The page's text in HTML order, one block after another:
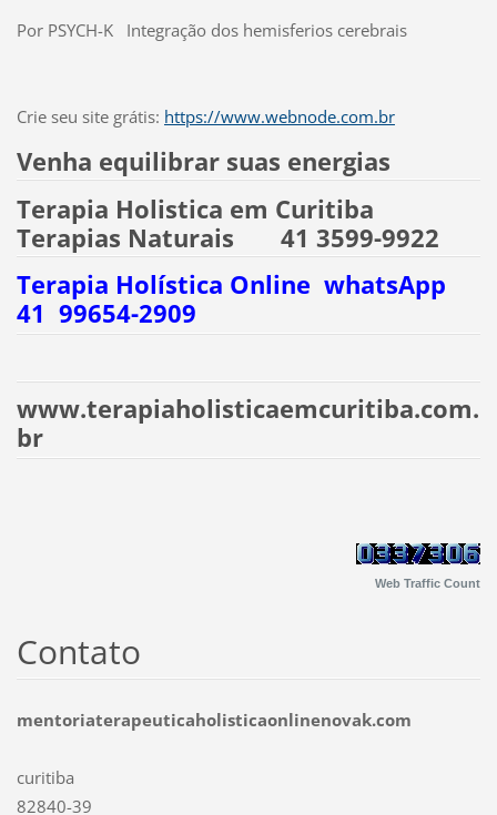
Por PSYCH-K Integração dos hemisferios cerebrais
Crie seu site grátis: https://www.webnode.com.br
Venha equilibrar suas energias
Terapia Holistica em Curitiba
Terapias Naturais 41 3599-9922
Terapia Holística Online whatsApp
41 99654-2909
www.terapiaholisticaemcuritiba.com.
br
Web Traffic Count
Contato
mentoriaterapeuticaholisticaonlinenovak.com
curitiba
82840-39